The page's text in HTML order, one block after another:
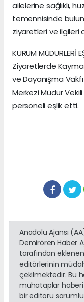
ailelerine sağlıklı,
temennisinde
ziyaretleri ve ilgileri
KURUM MÜDÜRLERİ
Ziyaretlerde
ve Dayanışma
Merkezi Müdür
personeli eşlik etti.
Anadolu Ajansı
Demirören Haber
tarafından
editörlerinin
çekilmektedir. Bu
muhataplar
bir editörü